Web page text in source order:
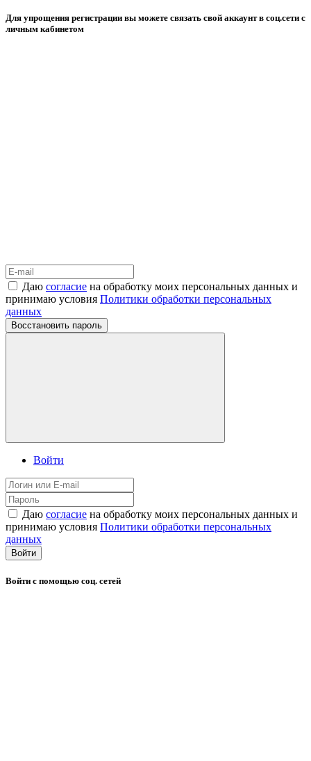
Для упрощения регистрации вы можете связать свой аккаунт в соц.сети с
личным кабинетом
Даю согласие на обработку моих персональных данных и
принимаю условия Политики обработки персональных
данных
Восстановить пароль
Войти
Даю согласие на обработку моих персональных данных и
принимаю условия Политики обработки персональных
данных
Войти
Войти с помощью соц. сетей